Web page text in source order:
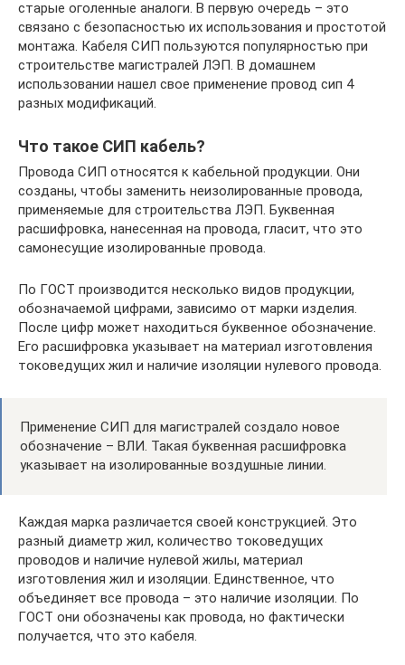
старые оголенные аналоги. В первую очередь – это
связано с безопасностью их использования и простотой
монтажа. Кабеля СИП пользуются популярностью при
строительстве магистралей ЛЭП. В домашнем
использовании нашел свое применение провод сип 4
разных модификаций.
Что такое СИП кабель?
Провода СИП относятся к кабельной продукции. Они
созданы, чтобы заменить неизолированные провода,
применяемые для строительства ЛЭП. Буквенная
расшифровка, нанесенная на провода, гласит, что это
самонесущие изолированные провода.
По ГОСТ производится несколько видов продукции,
обозначаемой цифрами, зависимо от марки изделия.
После цифр может находиться буквенное обозначение.
Его расшифровка указывает на материал изготовления
токоведущих жил и наличие изоляции нулевого провода.
Применение СИП для магистралей создало новое
обозначение – ВЛИ. Такая буквенная расшифровка
указывает на изолированные воздушные линии.
Каждая марка различается своей конструкцией. Это
разный диаметр жил, количество токоведущих
проводов и наличие нулевой жилы, материал
изготовления жил и изоляции. Единственное, что
объединяет все провода – это наличие изоляции. По
ГОСТ они обозначены как провода, но фактически
получается, что это кабеля.